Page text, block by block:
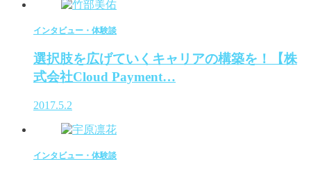
インタビュー・体験談
選択肢を広げていくキャリアの構築を！【株
式会社Cloud Payment…
2017.5.2
インタビュー・体験談